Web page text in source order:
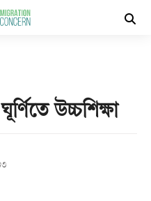
উচ্চশিক্ষা